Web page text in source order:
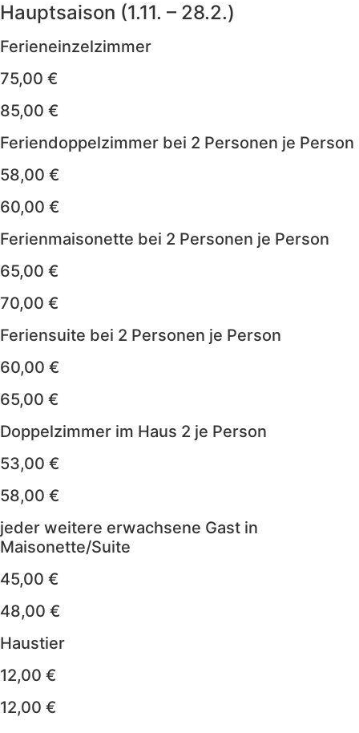
Hauptsaison (1.11. – 28.2.)
Ferieneinzelzimmer
75,00 €
85,00 €
Feriendoppelzimmer bei 2 Personen je Person
58,00 €
60,00 €
Ferienmaisonette bei 2 Personen je Person
65,00 €
70,00 €
Feriensuite bei 2 Personen je Person
60,00 €
65,00 €
Doppelzimmer im Haus 2 je Person
53,00 €
58,00 €
jeder weitere erwachsene Gast in
Maisonette/Suite
45,00 €
48,00 €
Haustier
12,00 €
12,00 €